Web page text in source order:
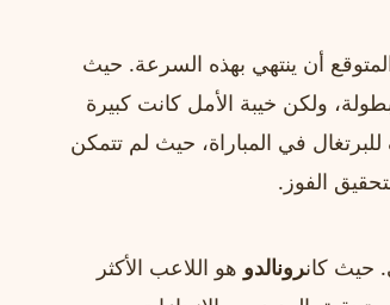
يكن من المتوقع أن ينتهي بهذه السرعة. حيث
ولكن خيبة الأمل كانت كبيرة
في المباراة، حيث لم تتمكن
الفوز.
حيث كانرونالدو هو اللاعب الأكثر